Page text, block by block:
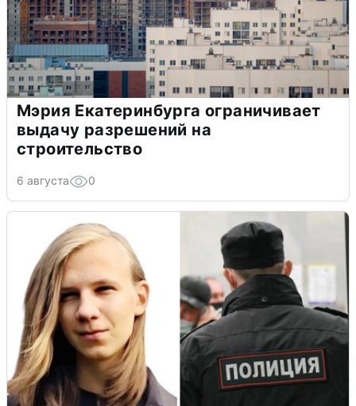
Мэрия Екатеринбурга ограничивает
выдачу разрешений на
строительство
6 августа 0